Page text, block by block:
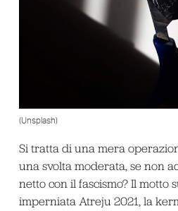
(Unsplash)
Si tratta di una mera
una svolta moderata, se non
netto con il fascismo? Il motto
imperniata Atreju 2021, la